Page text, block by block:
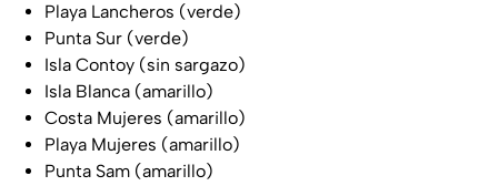
Playa Lancheros (verde)
Punta Sur (verde)
Isla Contoy (sin sargazo)
Isla Blanca (amarillo)
Costa Mujeres (amarillo)
Playa Mujeres (amarillo)
Punta Sam (amarillo)